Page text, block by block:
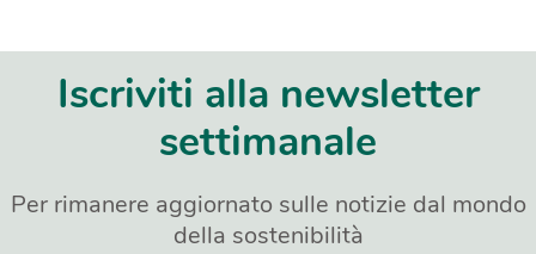
Iscriviti alla newsletter
settimanale
Per rimanere aggiornato sulle notizie dal mondo
della sostenibilità